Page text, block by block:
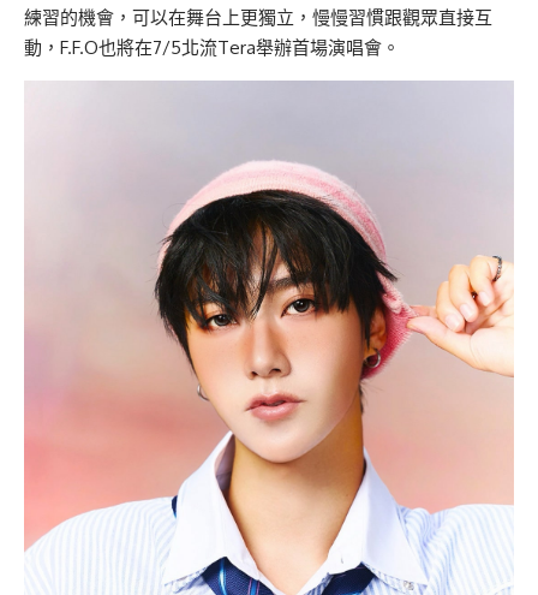
練習的機會，可以在舞台上更獨立，慢慢習慣跟觀眾直接互
動，F.F.O也將在7/5北流Tera舉辦首場演唱會。